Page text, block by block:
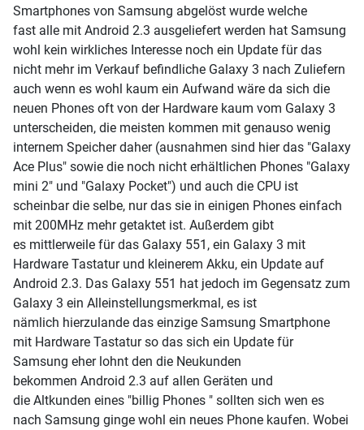
Smartphones von Samsung abgelöst wurde welche
fast alle mit Android 2.3 ausgeliefert werden hat Samsung
wohl kein wirkliches Interesse noch ein Update für das
nicht mehr im Verkauf befindliche Galaxy 3 nach Zuliefern
auch wenn es wohl kaum ein Aufwand wäre da sich die
neuen Phones oft von der Hardware kaum vom Galaxy 3
unterscheiden, die meisten kommen mit genauso wenig
internem Speicher daher (ausnahmen sind hier das "Galaxy
Ace Plus" sowie die noch nicht erhältlichen Phones "Galaxy
mini 2" und "Galaxy Pocket") und auch die CPU ist
scheinbar die selbe, nur das sie in einigen Phones einfach
mit 200MHz mehr getaktet ist. Außerdem gibt
es mittlerweile für das Galaxy 551, ein Galaxy 3 mit
Hardware Tastatur und kleinerem Akku, ein Update auf
Android 2.3. Das Galaxy 551 hat jedoch im Gegensatz zum
Galaxy 3 ein Alleinstellungsmerkmal, es ist
nämlich hierzulande das einzige Samsung Smartphone
mit Hardware Tastatur so das sich ein Update für
Samsung eher lohnt den die Neukunden
bekommen Android 2.3 auf allen Geräten und
die Altkunden eines "billig Phones " sollten sich wen es
nach Samsung ginge wohl ein neues Phone kaufen. Wobei